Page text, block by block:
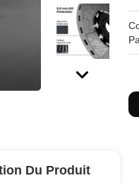
Du Produit